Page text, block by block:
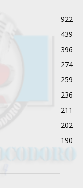
922
439
396
274
259
236
211
202
190